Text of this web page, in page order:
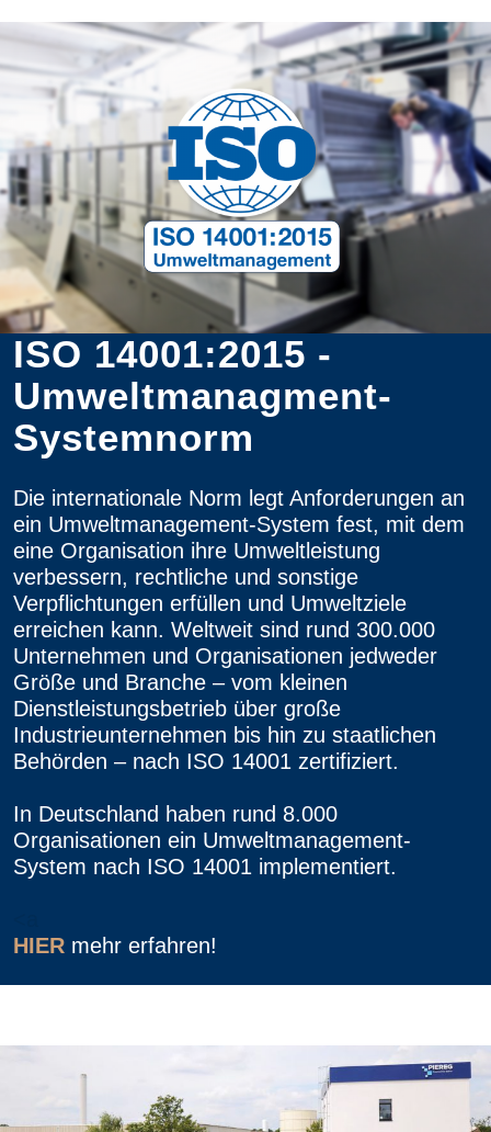
ISO 14001:2015 ­
Umweltmanagment-
Systemnorm
Die internationale Norm legt Anforderungen an
ein Umweltmanagement-System fest, mit dem
eine Organisation ihre Umweltleistung
verbessern, rechtliche und sonstige
Verpflichtungen erfüllen und Umweltziele
erreichen kann. Weltweit sind rund 300.000
Unternehmen und Organisationen jedweder
Größe und Branche – vom kleinen
Dienstleistungsbetrieb über große
Industrieunternehmen bis hin zu staatlichen
Behörden – nach ISO 14001 zertifiziert.
In Deutschland haben rund 8.000
Organisationen ein Umweltmanagement-
System nach ISO 14001 implementiert.
HIER mehr erfahren!